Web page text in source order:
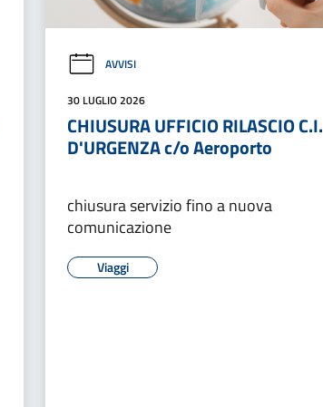
AVVISI
30 LUGLIO 2026
CHIUSURA UFFICIO RILASCIO C.I.
D'URGENZA c/o Aeroporto
chiusura servizio fino a nuova
comunicazione
Viaggi